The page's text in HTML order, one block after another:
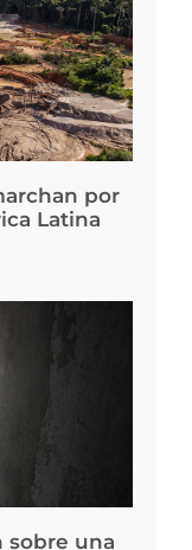
por
Latina
sobre una